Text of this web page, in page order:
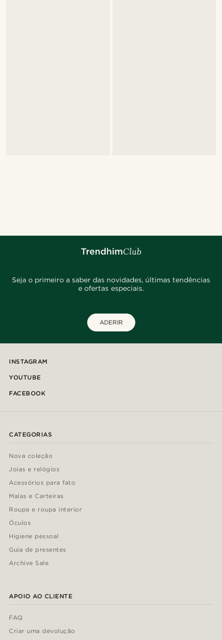
Seja o primeiro a saber das novidades, últimas tendências
e ofertas especiais.
ADERIR
INSTAGRAM
YOUTUBE
FACEBOOK
CATEGORIAS
Nova coleção
Joias e relógios
Acessórios para fato
Malas e Carteiras
Roupa e roupa interior
Óculos
Higiene pessoal
Guia de presentes
Archive Sale
APOIO AO CLIENTE
FAQ
Criar uma devolução